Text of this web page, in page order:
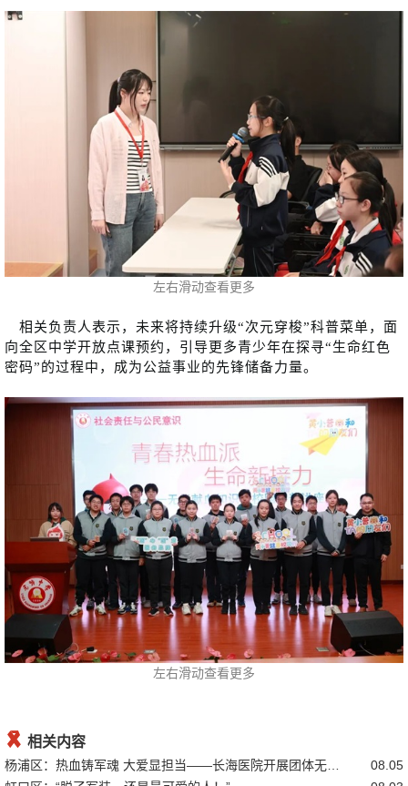
左右滑动查看更多
相关负责人表示，未来将持续升级“次元穿梭”科普菜单，面
向全区中学开放点课预约，引导更多青少年在探寻“生命红色
密码”的过程中，成为公益事业的先锋储备力量。
左右滑动查看更多
 相关内容
08.05